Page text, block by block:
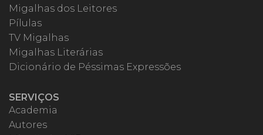
Migalhas dos Leitores
Pílulas
TV Migalhas
Migalhas Literárias
Dicionário de Péssimas Expressões
SERVIÇOS
Academia
Autores